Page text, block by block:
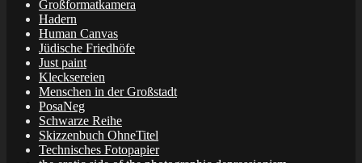
Großformatkamera
Hadern
Human Canvas
Jüdische Friedhöfe
Just paint
Klecksereien
Menschen in der Großstadt
PosaNeg
Schwarze Reihe
Skizzenbuch OhneTitel
Technisches Fotopapier